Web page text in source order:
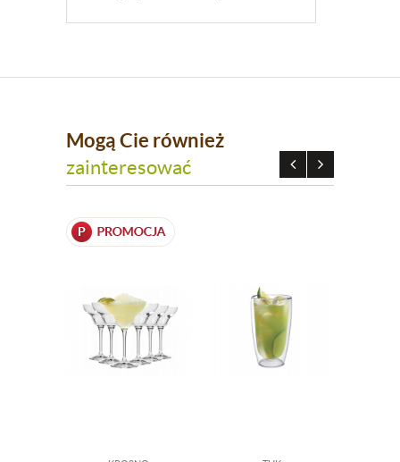
Mogą Cie również
zainteresować